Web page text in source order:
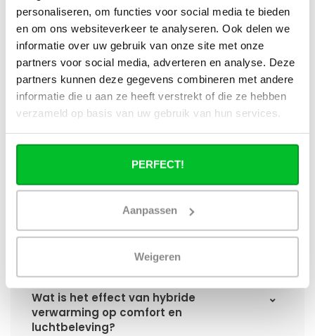
personaliseren, om functies voor social media te bieden
en om ons websiteverkeer te analyseren. Ook delen we
informatie over uw gebruik van onze site met onze
partners voor social media, adverteren en analyse. Deze
partners kunnen deze gegevens combineren met andere
informatie die u aan ze heeft verstrekt of die ze hebben
verzameld op basis van uw gebruik van hun services.
PERFECT!
Aanpassen
Weigeren
paneelradiator?
Hoe verschilt de warmteafgifte van een
hybride paneelradiator ten opzichte van
een standaard paneelradiator?
Wat is het voordeel van geïntegreerde
radiatorventilatoren?
Waarom is een hybride paneelradiator
technisch geen convector?
Hoe presteert een hybride
aanvoertemperaturen (35–45 °C)?
Wat is het effect van hybride
verwarming op comfort en
luchtbeleving?